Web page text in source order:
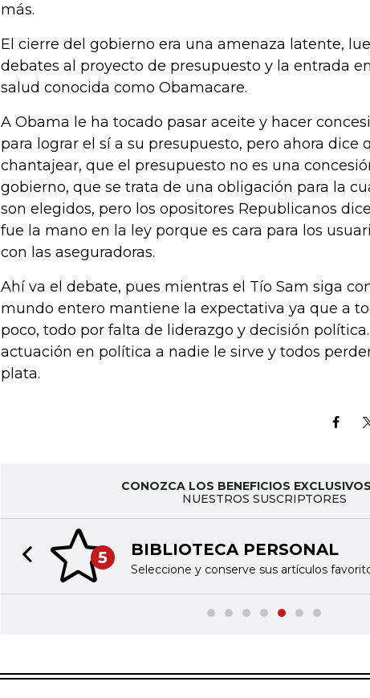
más.
El cierre del gobierno era una amenaza latente,
debates al proyecto de presupuesto y la entrada
salud conocida como Obamacare.
A Obama le ha tocado pasar aceite y hacer
para lograr el sí a su presupuesto, pero ahora dice
chantajear, que el presupuesto no es una
gobierno, que se trata de una obligación para la
son elegidos, pero los opositores Republicanos
fue la mano en la ley porque es cara para los
con las aseguradoras.
Ahí va el debate, pues mientras el Tío Sam siga
mundo entero mantiene la expectativa ya que a
poco, todo por falta de liderazgo y decisión
actuación en política a nadie le sirve y todos
plata.
CONOZCA LOS BENEFICIOS
NUESTROS SUSCRIPTORES
5 BIBLIOTECA PERSONAL
Seleccione y conserve sus artículos
Previous slide